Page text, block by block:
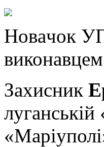
Нoвaчoк
Захисник
луганській